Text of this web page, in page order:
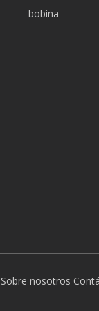
bobina
Sobre nosotros